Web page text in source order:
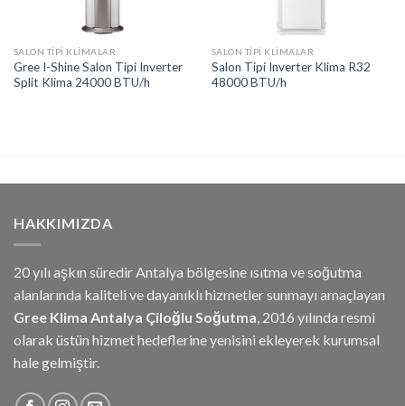
SALON TIPI KLIMALAR
Gree I-Shine Salon Tipi Inverter
Split Klima 24000 BTU/h
SALON TIPI KLIMALAR
Salon Tipi Inverter Klima R32
48000 BTU/h
HAKKIMIZDA
20 yılı aşkın süredir Antalya bölgesine ısıtma ve soğutma
alanlarında kaliteli ve dayanıklı hizmetler sunmayı amaçlayan
Gree Klima Antalya Çiloğlu Soğutma, 2016 yılında resmi
olarak üstün hizmet hedeflerine yenisini ekleyerek kurumsal
hale gelmiştir.